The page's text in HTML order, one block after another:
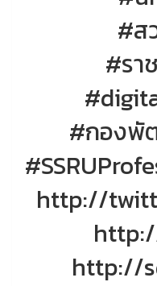
#ส
#รา
#กองพั
http://
http://